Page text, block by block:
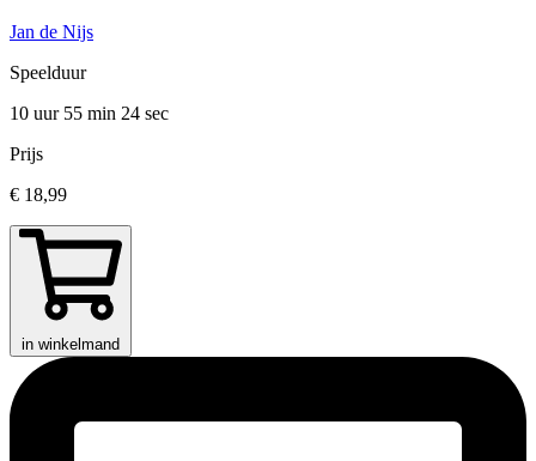
Jan de Nijs
Speelduur
10 uur 55 min 24 sec
Prijs
€ 18,99
in winkelmand